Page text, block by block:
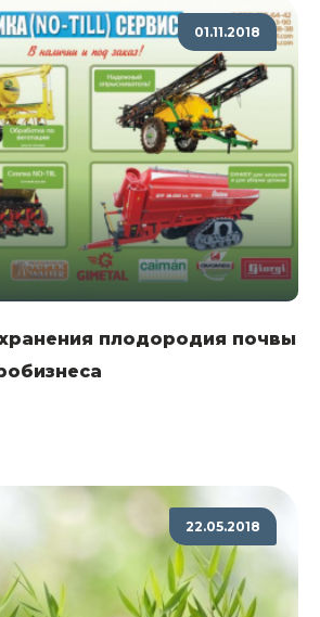
01.11.2018
плодородия почвы
22.05.2018